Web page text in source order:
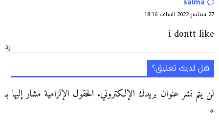
27 سبتمبر 2022 الساعة 18:16
i dontt like
رد
هل لديك تعليق؟
لن يتم نشر عنوان بريدك الإلكتروني. الحقول الإلزامية مشار إليها بـ
*